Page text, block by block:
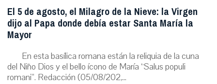
El 5 de agosto, el Milagro de la Nieve: la Virgen
dijo al Papa donde debía estar Santa María la
Mayor
En esta basílica romana están la reliquia de la cuna
del Niño Dios y el bello ícono de María “Salus populi
romani”. Redacción (05/08/202,...